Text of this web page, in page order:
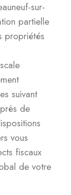
sur-
partielle
propriétés
suivant
de
vous
fiscaux
de votre